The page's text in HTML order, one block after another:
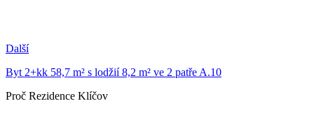
Další
Byt 2+kk 58,7 m² s lodžií 8,2 m² ve 2 patře A.10
Proč Rezidence Klíčov